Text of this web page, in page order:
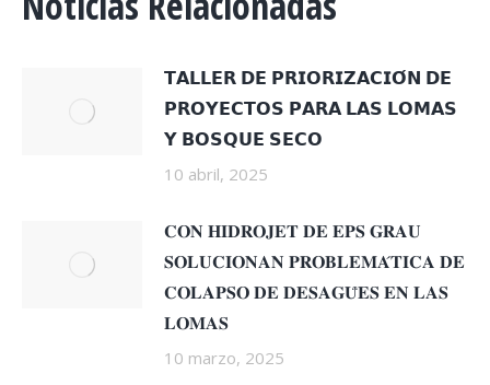
𝗧𝗔𝗟𝗟𝗘𝗥 𝗗𝗘 𝗣𝗥𝗜𝗢𝗥𝗜𝗭𝗔𝗖𝗜𝗢́𝗡 𝗗𝗘
𝗣𝗥𝗢𝗬𝗘𝗖𝗧𝗢𝗦 𝗣𝗔𝗥𝗔 𝗟𝗔𝗦 𝗟𝗢𝗠𝗔𝗦
𝗬 𝗕𝗢𝗦𝗤𝗨𝗘 𝗦𝗘𝗖𝗢
10 abril, 2025
𝐂𝐎𝐍 𝐇𝐈𝐃𝐑𝐎𝐉𝐄𝐓 𝐃𝐄 𝐄𝐏𝐒 𝐆𝐑𝐀𝐔
𝐒𝐎𝐋𝐔𝐂𝐈𝐎𝐍𝐀𝐍 𝐏𝐑𝐎𝐁𝐋𝐄𝐌𝐀́𝐓𝐈𝐂𝐀 𝐃𝐄
𝐂𝐎𝐋𝐀𝐏𝐒𝐎 𝐃𝐄 𝐃𝐄𝐒𝐀𝐆𝐔̈𝐄𝐒 𝐄𝐍 𝐋𝐀𝐒
𝐋𝐎𝐌𝐀𝐒
10 marzo, 2025